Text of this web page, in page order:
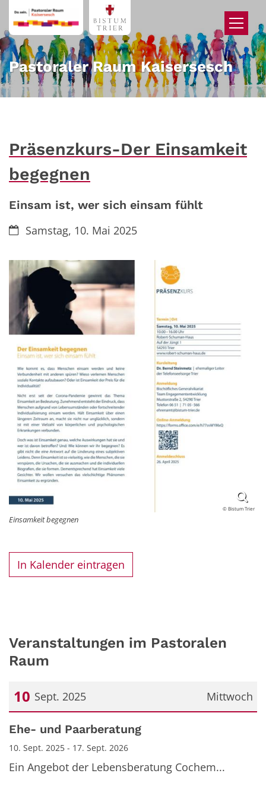
Zum Inhalt springen
Pastoraler Raum Kaisersesch
Präsenzkurs-Der Einsamkeit
begegnen
Einsam ist, wer sich einsam fühlt
Datum:Samstag, 10. Mai 2025
© Bistum Trier
Einsamkeit begegnen
In Kalender eintragen
Veranstaltungen im Pastoralen
Raum
Mittwoch
10 Sept. 2025
Datum: 10. September 2025
Ehe- und Paarberatung
10. Sept. 2025 - 17. Sept. 2026
Ein Angebot der Lebensberatung Cochem...